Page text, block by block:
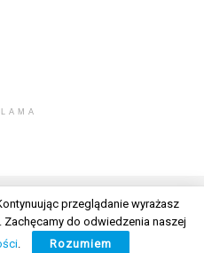
Radio Lublin S.A. w likwidacji
przeglądanie wyrażasz
do odwiedzenia naszej
. Rozumiem